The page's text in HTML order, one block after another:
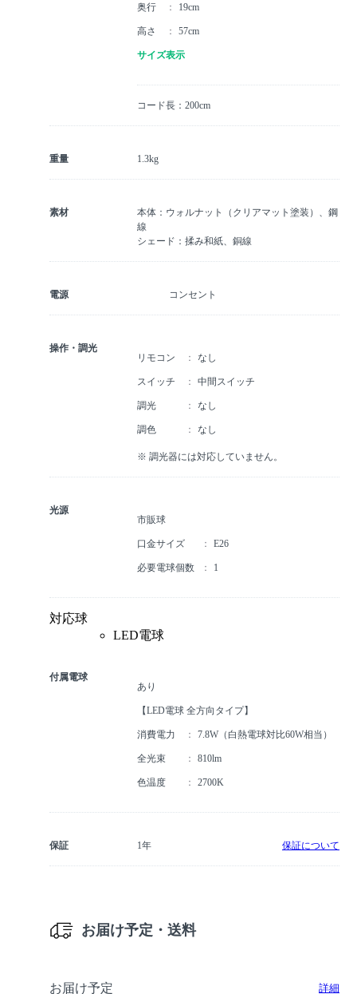
奥行 19cm
高さ 57cm
サイズ表示
コード長：200cm
重量 1.3kg
素材
本体：ウォルナット（クリアマット塗装）、鋼
線
シェード：揉み和紙、銅線
電源 コンセント
操作・調光
リモコン
なし
スイッチ 中間スイッチ
調光 なし
調色 なし
※ 調光器には対応していません。
光源
市販球
口金サイズ E26
必要電球個数 1
対応球
LED電球
付属電球
あり
【LED電球 全方向タイプ】
消費電力 7.8W（白熱電球対比60W相当）
全光束 810lm
色温度 2700K
保証 1年 保証について
お届け予定・送料
お届け予定 詳細